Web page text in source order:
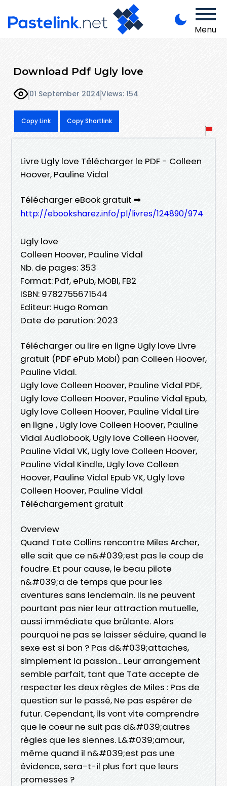
Menu
Download Pdf Ugly love
01 September 2024Views: 154
Copy Link Copy Shortlink
Livre Ugly love Télécharger le PDF - Colleen
Hoover, Pauline Vidal
Télécharger eBook gratuit ➡
http://ebooksharez.info/pl/livres/124890/974
Ugly love
Colleen Hoover, Pauline Vidal
Nb. de pages: 353
Format: Pdf, ePub, MOBI, FB2
ISBN: 9782755671544
Editeur: Hugo Roman
Date de parution: 2023
Télécharger ou lire en ligne Ugly love Livre
gratuit (PDF ePub Mobi) pan Colleen Hoover,
Pauline Vidal.
Ugly love Colleen Hoover, Pauline Vidal PDF,
Ugly love Colleen Hoover, Pauline Vidal Epub,
Ugly love Colleen Hoover, Pauline Vidal Lire
en ligne , Ugly love Colleen Hoover, Pauline
Vidal Audiobook, Ugly love Colleen Hoover,
Pauline Vidal VK, Ugly love Colleen Hoover,
Pauline Vidal Kindle, Ugly love Colleen
Hoover, Pauline Vidal Epub VK, Ugly love
Colleen Hoover, Pauline Vidal
Téléchargement gratuit
Overview
Quand Tate Collins rencontre Miles Archer,
elle sait que ce n&#039;est pas le coup de
foudre. Et pour cause, le beau pilote
n&#039;a de temps que pour les
aventures sans lendemain. Ils ne peuvent
pourtant pas nier leur attraction mutuelle,
aussi immédiate que brûlante. Alors
pourquoi ne pas se laisser séduire, quand le
sexe est si bon ? Pas d&#039;attaches,
simplement la passion... Leur arrangement
semble parfait, tant que Tate accepte de
respecter les deux règles de Miles : Pas de
question sur le passé, Ne pas espérer de
futur. Cependant, ils vont vite comprendre
que le coeur ne suit pas d&#039;autres
règles que les siennes. L&#039;amour,
même quand il n&#039;est pas une
évidence, sera-t-il plus fort que leurs
promesses ?